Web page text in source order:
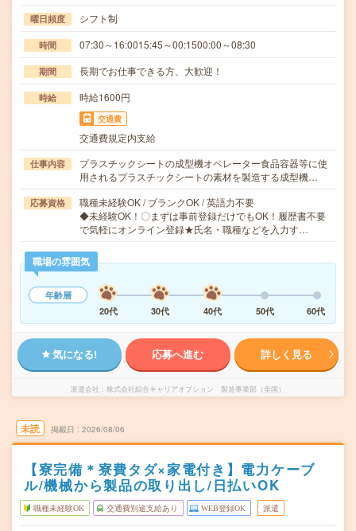
曜日頻度 シフト制
時間 07:30～16:0015:45～00:1500:00～08:30
期間 長期でお仕事できる方、大歓迎！
時給 時給1600円
交通費
交通費規定内支給
仕事内容
プラスチックシートの成型機オペレーター食品容器等に使
用されるプラスチックシートの素材を製造する成型機…
応募資格
職種未経験OK / ブランクOK / 英語力不要
◆未経験OK！〇まずは事前登録だけでもOK！履歴書不要
で気軽にオンライン登録★氏名・職種などを入力す…
職場の雰囲気
年齢層
20代
30代 40代 50代 60代
気になる! 応募へ進む 詳しく見る
派遣会社 株式会社綜合キャリアオプション 製造事業部（全国）
未読 掲載日 2026/08/06
【寮完備＊寮費タダ×家電付き】電力ケーブ
ル/機械から製品の取り出し/日払いOK
職種未経験OK 交通費別途支給あり WEB登録OK 派遣